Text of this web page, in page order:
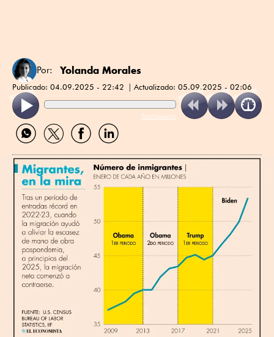
Por: Yolanda Morales
Publicado: 04.09.2025 - 22:42 Actualizado: 05.09.2025 - 02:06
ReadSpeaker
Compartir
por
Compartir
por
Compartir
por
Compartir
por